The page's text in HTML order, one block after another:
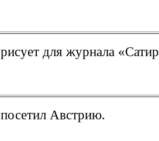
рисует для журнала
посетил Австрию.